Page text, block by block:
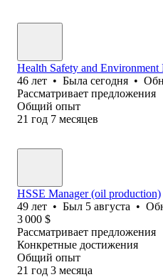
Health Safety and Environment
46 лет • Была сегодня •
Рассматривает предложения
Общий опыт
21 год 7 месяцев
HSSE Manager (oil production)
49 лет • Был 5 августа •
3 000 $
Рассматривает предложения
Конкретные достижения
Общий опыт
21 год 3 месяца